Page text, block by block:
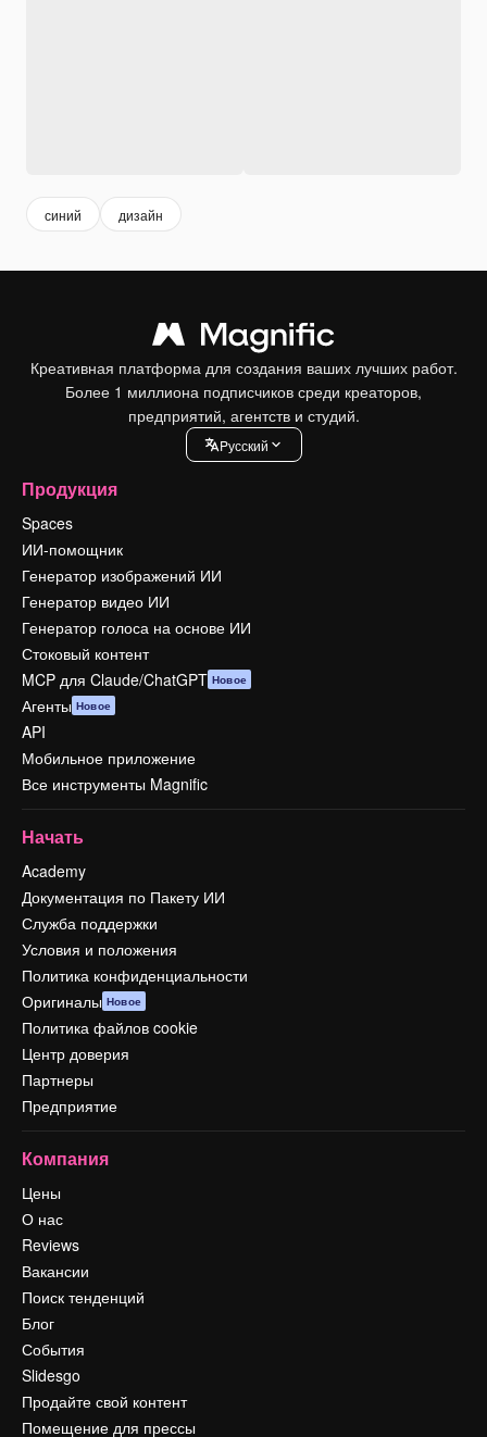
синий дизайн
Креативная платформа для создания ваших лучших работ.
Более 1 миллиона подписчиков среди креаторов,
предприятий, агентств и студий.
Pусский
Продукция
Spaces
ИИ-помощник
Генератор изображений ИИ
Генератор видео ИИ
Генератор голоса на основе ИИ
Стоковый контент
MCP для Claude/ChatGPT Новое
Агенты Новое
API
Мобильное приложение
Все инструменты Magnific
Начать
Academy
Документация по Пакету ИИ
Служба поддержки
Условия и положения
Политика конфиденциальности
Оригиналы Новое
Политика файлов cookie
Центр доверия
Партнеры
Предприятие
Компания
Цены
О нас
Reviews
Вакансии
Поиск тенденций
Блог
События
Slidesgo
Продайте свой контент
Помещение для прессы